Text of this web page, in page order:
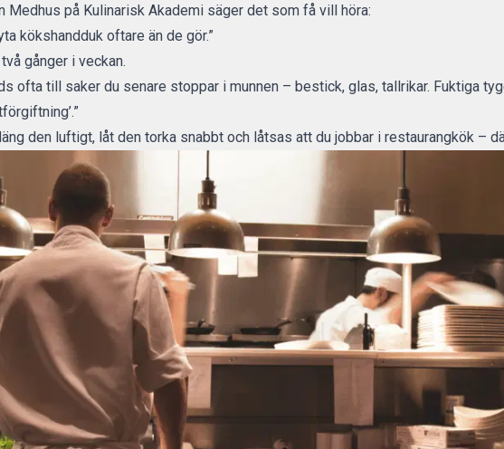
Medhus på Kulinarisk Akademi säger det som få vill höra:
kökshandduk oftare än de gör.”
gånger i veckan.
ofta till saker du senare stoppar i munnen – bestick, glas, tallrikar. Fuktiga
den luftigt, låt den torka snabbt och låtsas att du jobbar i restaurangkök –